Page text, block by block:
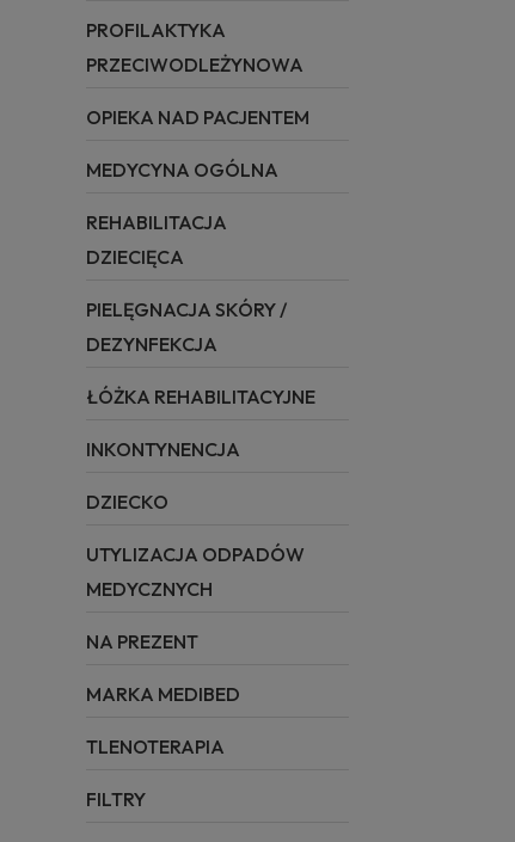
PROFILAKTYKA
PRZECIWODLEŻYNOWA
OPIEKA NAD PACJENTEM
MEDYCYNA OGÓLNA
REHABILITACJA
DZIECIĘCA
PIELĘGNACJA SKÓRY /
DEZYNFEKCJA
ŁÓŻKA REHABILITACYJNE
INKONTYNENCJA
DZIECKO
UTYLIZACJA ODPADÓW
MEDYCZNYCH
NA PREZENT
MARKA MEDIBED
TLENOTERAPIA
FILTRY